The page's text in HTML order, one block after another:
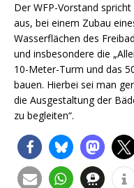
Der WFP-Vorstand
aus, bei einem Zubau
Wasserflächen des
und insbesondere die
10-Meter-Turm und das
bauen. Hierbei sei man
die Ausgestaltung der
zu begleiten“.